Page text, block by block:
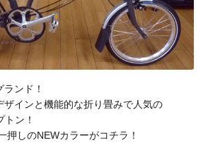
ンド！
ザインと機能的な折り畳みで人気の
ン！
押しのNEWカラーがコチラ！